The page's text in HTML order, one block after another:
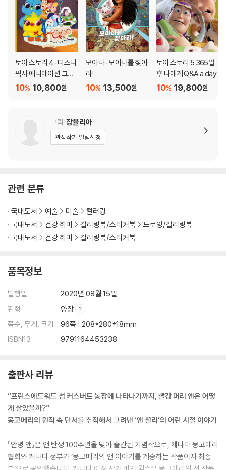
토이 스토리 4 : 디즈니
픽사 애니메이션 그림
책 (한글판)10,800원
10%
모아나 : 모아나를 찾아
라!
13,500원
10%
토이 스토리 5 365일
후 나에게 Q&A a day
19,800원
10%
그림 장율리아
관심작가 알림신청
관련 분류
국내도서 예술 미술
컬러링
국내도서
건강 취미 컬러링북/스티커북
드로잉/컬러링북
국내도서
건강 취미 컬러링북/스티커북
품목정보
발행일
2020년 08월 15일
판형
양장
쪽수, 무게, 크기
96쪽 | 208*280*18mm
ISBN13
9791164453238
출판사 리뷰
“프린스에드워드 섬 커스버트 농장에 나타나기까지, 빨강 머리 앤은 어떻
게 살았을까?”
몽고메리의 원작 속 단서를 추적해서 그려낸 ‘앤 셜리’의 어린 시절 이야기
『안녕 앤』은 앤 탄생 100주년을 맞아 출간된 기념작으로, 캐나다 몽고메리
협회와 캐나다 정부가 ‘몽고메리의 앤 이야기를 계승하는 작품이자 최종